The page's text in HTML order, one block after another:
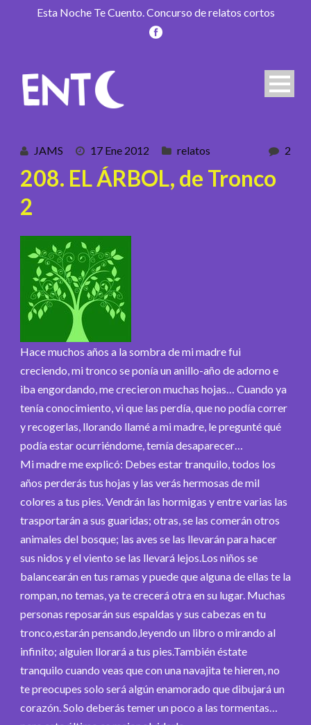
Esta Noche Te Cuento. Concurso de relatos cortos
JAMS 17 Ene 2012 relatos 2
208. EL ÁRBOL, de Tronco
2
Hace muchos años a la sombra de mi madre fui
creciendo, mi tronco se ponía un anillo-año de adorno e
iba engordando, me crecieron muchas hojas… Cuando ya
tenía conocimiento, vi que las perdía, que no podía correr
y recogerlas, llorando llamé a mi madre, le pregunté qué
podía estar ocurriéndome, temía desaparecer…
Mi madre me explicó: Debes estar tranquilo, todos los
años perderás tus hojas y las verás hermosas de mil
colores a tus pies. Vendrán las hormigas y entre varias las
trasportarán a sus guaridas; otras, se las comerán otros
animales del bosque; las aves se las llevarán para hacer
sus nidos y el viento se las llevará lejos.Los niños se
balancearán en tus ramas y puede que alguna de ellas te la
rompan, no temas, ya te crecerá otra en su lugar. Muchas
personas reposarán sus espaldas y sus cabezas en tu
tronco,estarán pensando,leyendo un libro o mirando al
infinito; alguien llorará a tus pies.También éstate
tranquilo cuando veas que con una navajita te hieren, no
te preocupes solo será algún enamorado que dibujará un
corazón. Solo deberás temer un poco a las tormentas…